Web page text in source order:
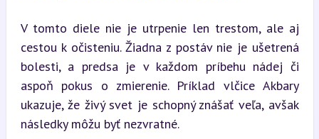
V tomto diele nie je utrpenie len trestom, ale aj
cestou k očisteniu. Žiadna z postáv nie je ušetrená
bolesti, a predsa je v každom príbehu nádej či
aspoň pokus o zmierenie. Príklad vlčice Akbary
ukazuje, že živý svet je schopný znášať veľa, avšak
následky môžu byť nezvratné.